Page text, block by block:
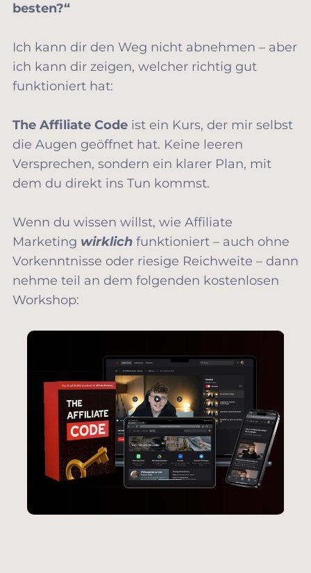
besten?“
Ich kann dir den Weg nicht abnehmen – aber
ich kann dir zeigen, welcher richtig gut
funktioniert hat:
The Affiliate Code ist ein Kurs, der mir selbst
die Augen geöffnet hat. Keine leeren
Versprechen, sondern ein klarer Plan, mit
dem du direkt ins Tun kommst.
Wenn du wissen willst, wie Affiliate
Marketing wirklich funktioniert – auch ohne
Vorkenntnisse oder riesige Reichweite – dann
nehme teil an dem folgenden kostenlosen
Workshop: